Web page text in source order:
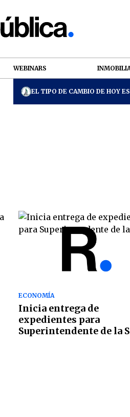
WEBINARS
EL TIPO DE CAMBIO DE HOY
ECONOMÍA
Inicia entrega de
expedientes para
Superintendente de la